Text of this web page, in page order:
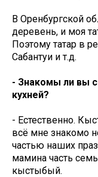
В Оренбургской
деревень, и моя
Поэтому татар в
Сабантуи и т.д.
- Знакомы ли вы
кухней?
- Естественно.
всё мне знакомо
частью наших
мамина часть
кыстыбый.